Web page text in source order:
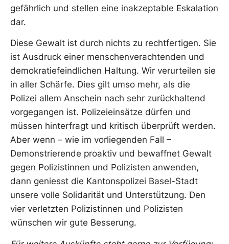
gefährlich und stellen eine inakzeptable Eskalation
dar.
Diese Gewalt ist durch nichts zu rechtfertigen. Sie
ist Ausdruck einer menschenverachtenden und
demokratiefeindlichen Haltung. Wir verurteilen sie
in aller Schärfe. Dies gilt umso mehr, als die
Polizei allem Anschein nach sehr zurückhaltend
vorgegangen ist. Polizeieinsätze dürfen und
müssen hinterfragt und kritisch überprüft werden.
Aber wenn – wie im vorliegenden Fall –
Demonstrierende proaktiv und bewaffnet Gewalt
gegen Polizistinnen und Polizisten anwenden,
dann geniesst die Kantonspolizei Basel-Stadt
unsere volle Solidarität und Unterstützung. Den
vier verletzten Polizistinnen und Polizisten
wünschen wir gute Besserung.